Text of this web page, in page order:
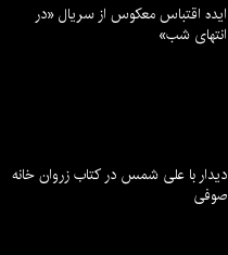
ایده اقتباس معکوس از سریال «در
انتهای شب»
دیدار با علی شمس در کتاب زروان خانه
صوفی